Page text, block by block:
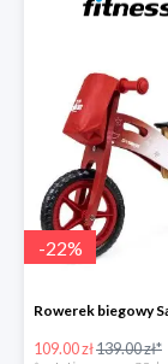
-22%
109.00 zł139.00 zł*